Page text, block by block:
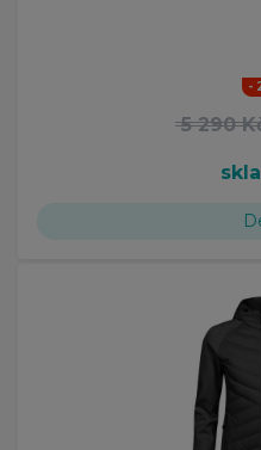
-
5 290